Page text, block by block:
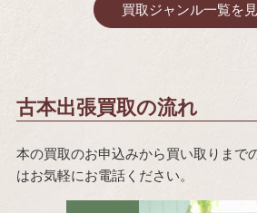
買取ジャンル一覧を
古本出張買取の流れ
本の買取のお申込みから買い取りまで
はお気軽にお電話ください。